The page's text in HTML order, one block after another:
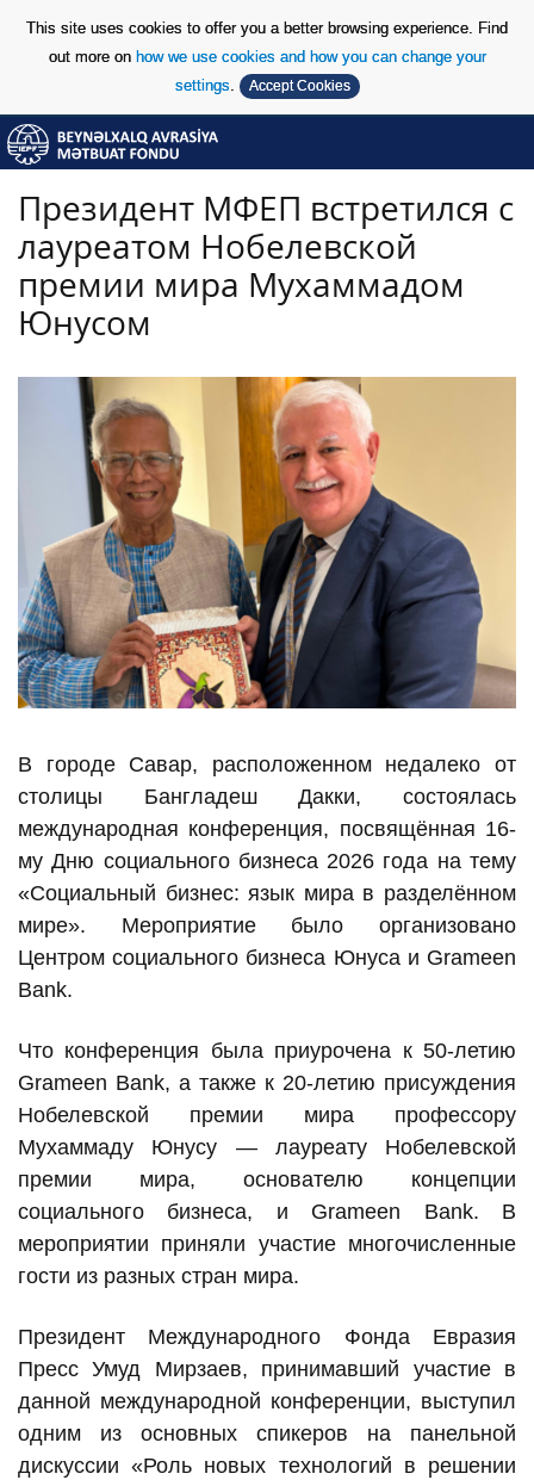
This site uses cookies to offer you a better browsing experience. Find
out more on how we use cookies and how you can change your
settings. Accept Cookies
Skip to Content
Skip to Content
Президент МФЕП встретился с
лауреатом Нобелевской
премии мира Мухаммадом
Юнусом
В городе Савар, расположенном недалеко от
столицы Бангладеш Дакки, состоялась
международная конференция, посвящённая 16-
му Дню социального бизнеса 2026 года на тему
«Социальный бизнес: язык мира в разделённом
мире». Мероприятие было организовано
Центром социального бизнеса Юнуса и Grameen
Bank.
Что конференция была приурочена к 50-летию
Grameen Bank, а также к 20-летию присуждения
Нобелевской премии мира профессору
Мухаммаду Юнусу — лауреату Нобелевской
премии мира, основателю концепции
социального бизнеса, и Grameen Bank. В
мероприятии приняли участие многочисленные
гости из разных стран мира.
Президент Международного Фонда Евразия
Пресс Умуд Мирзаев, принимавший участие в
данной международной конференции, выступил
одним из основных спикеров на панельной
дискуссии «Роль новых технологий в решении